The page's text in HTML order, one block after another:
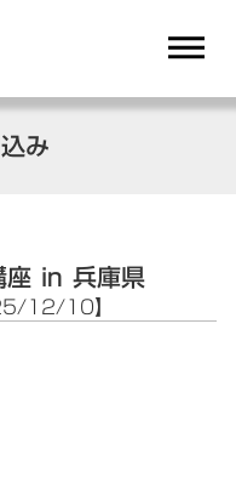
み
座 in 兵庫県
12/10】
dehaze